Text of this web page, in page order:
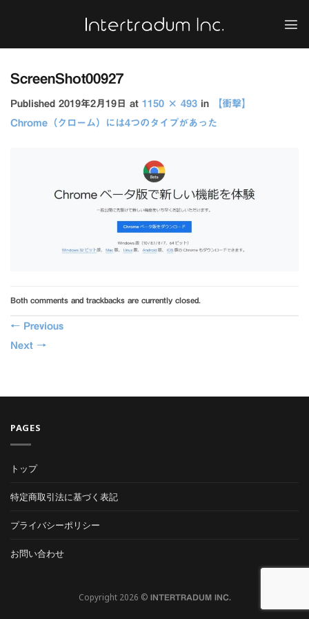
content
ScreenShot00927
Published 2019年2月19日 at 1150 × 493 in
【衝撃】
Chrome（クローム）には4つのタイプがあった
Both comments and trackbacks are currently closed.
← Previous
Next →
PAGES
トップ
特定商取引法に基づく表記
プライバシーポリシー
お問い合わせ
Copyright 2026 © INTERTRADUM INC.